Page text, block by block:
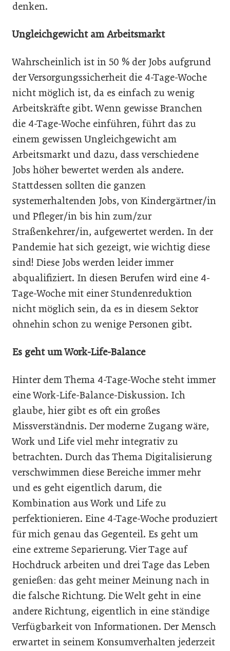
denken.
Ungleichgewicht am Arbeitsmarkt
Wahrscheinlich ist in 50 % der Jobs aufgrund
der Versorgungssicherheit die 4-Tage-Woche
nicht möglich ist, da es einfach zu wenig
Arbeitskräfte gibt. Wenn gewisse Branchen
die 4-Tage-Woche einführen, führt das zu
einem gewissen Ungleichgewicht am
Arbeitsmarkt und dazu, dass verschiedene
Jobs höher bewertet werden als andere.
Stattdessen sollten die ganzen
systemerhaltenden Jobs, von Kindergärtner/in
und Pfleger/in bis hin zum/zur
Straßenkehrer/in, aufgewertet werden. In der
Pandemie hat sich gezeigt, wie wichtig diese
sind! Diese Jobs werden leider immer
abqualifiziert. In diesen Berufen wird eine 4-
Tage-Woche mit einer Stundenreduktion
nicht möglich sein, da es in diesem Sektor
ohnehin schon zu wenige Personen gibt.
Es geht um Work-Life-Balance
Hinter dem Thema 4-Tage-Woche steht immer
eine Work-Life-Balance-Diskussion. Ich
glaube, hier gibt es oft ein großes
Missverständnis. Der moderne Zugang wäre,
Work und Life viel mehr integrativ zu
betrachten. Durch das Thema Digitalisierung
verschwimmen diese Bereiche immer mehr
und es geht eigentlich darum, die
Kombination aus Work und Life zu
perfektionieren. Eine 4-Tage-Woche produziert
für mich genau das Gegenteil. Es geht um
eine extreme Separierung. Vier Tage auf
Hochdruck arbeiten und drei Tage das Leben
genießen: das geht meiner Meinung nach in
die falsche Richtung. Die Welt geht in eine
andere Richtung, eigentlich in eine ständige
Verfügbarkeit von Informationen. Der Mensch
erwartet in seinem Konsumverhalten jederzeit